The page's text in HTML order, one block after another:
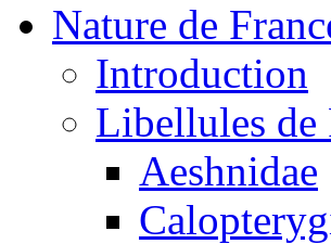
Nature de
Introduction
Libellules de
Aeshnidae